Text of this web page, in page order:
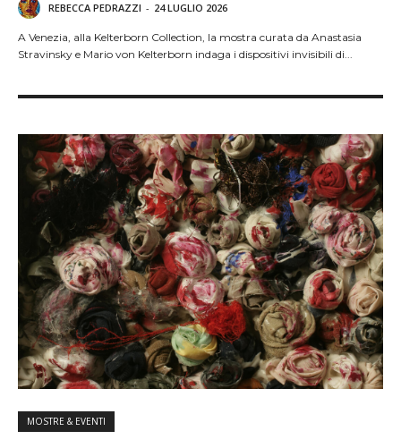
REBECCA PEDRAZZI - 24 LUGLIO 2026
A Venezia, alla Kelterborn Collection, la mostra curata da Anastasia
Stravinsky e Mario von Kelterborn indaga i dispositivi invisibili di...
MOSTRE & EVENTI